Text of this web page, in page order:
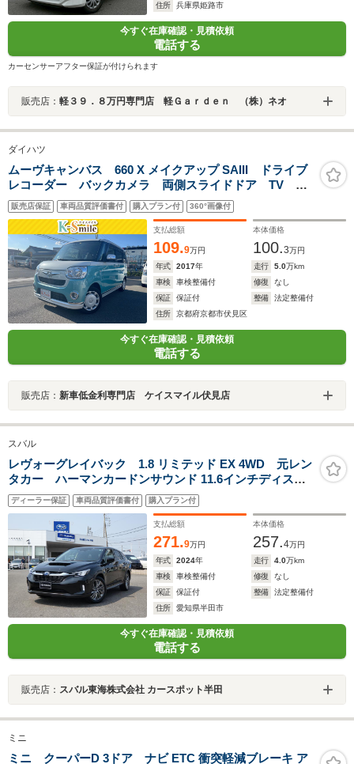
住所
兵庫県姫路市
今すぐ在庫確認・見積依頼
電話する
カーセンサーアフター保証が付けられます
販売店： 軽３９．８万円専門店 軽Ｇａｒｄｅｎ （株）ネオ
ダイハツ
ムーヴキャンバス 660 X メイクアップ SAIII ドライブ
レコーダー バックカメラ 両側スライドドア TV ク
リアランスソナー 衝突被害軽減システム オートマチ
ックハイビーム スマートキー アイドリングストッ
プ 電動格納ミラー CVT ベンチシート
販売店保証 車両品質評価書付 購入プラン付 360°画像付
支払総額
109.9万円
本体価格
100.3万円
年式
2017年 走行 5.0万km
車検
車検整備付 修復
なし
保証
保証付 整備
法定整備付
住所
京都府京都市伏見区
今すぐ在庫確認・見積依頼
電話する
販売店： 新車低金利専門店 ケイスマイル伏見店
スバル
レヴォーグレイバック 1.8 リミテッド EX 4WD 元レン
タカー ハーマンカードンサウンド 11.6インチディスプ
レイ フルセグ Bluetoothオーディオ フロントカメ
ラ サイドカメラ バックカメラ 全周囲カメラ 電動
リヤゲート シートヒーター
ディーラー保証 車両品質評価書付 購入プラン付
支払総額
271.9万円
本体価格
257.4万円
年式
2024年 走行 4.0万km
車検
車検整備付 修復
なし
保証
保証付 整備
法定整備付
住所
愛知県半田市
今すぐ在庫確認・見積依頼
電話する
販売店： スバル東海株式会社 カースポット半田
ミニ
ミニ クーパーD 3ドア ナビ ETC 衝突軽減ブレーキ ア